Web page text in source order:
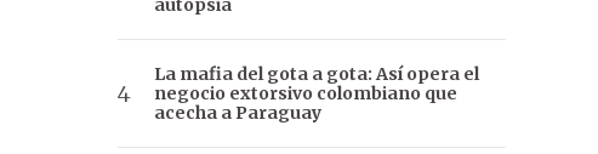
autopsia
La mafia del gota a gota: Así opera el
negocio extorsivo colombiano que
acecha a Paraguay